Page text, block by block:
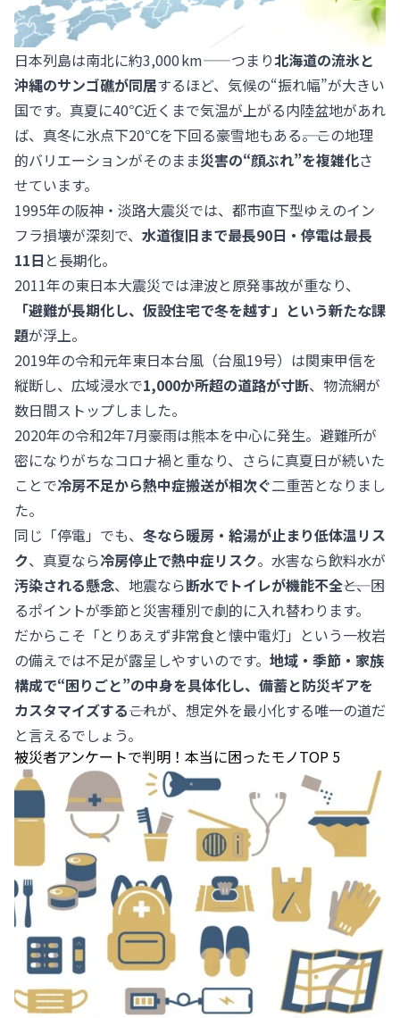
日本列島は南北に約3,000 km——つまり北海道の流氷と
沖縄のサンゴ礁が同居するほど、気候の“振れ幅”が大きい
国です。真夏に40℃近くまで気温が上がる内陸盆地があれ
ば、真冬に氷点下20℃を下回る豪雪地もある――。この地理
的バリエーションがそのまま災害の“顔ぶれ”を複雑化さ
せています。
1995年の阪神・淡路大震災では、都市直下型ゆえのイン
フラ損壊が深刻で、 水道復旧まで最長90日・停電は最長
11日 と長期化。
2011年の東日本大震災では津波と原発事故が重なり、
「避難が長期化し、仮設住宅で冬を越す」という新たな課
題が浮上。
2019年の令和元年東日本台風（台風19号）は関東甲信を
縦断し、広域浸水で1,000か所超の道路が寸断、物流網が
数日間ストップしました。
2020年の令和2年7月豪雨は熊本を中心に発生。避難所が
密になりがちなコロナ禍と重なり、さらに真夏日が続いた
ことで冷房不足から熱中症搬送が相次ぐ二重苦となりまし
た。
同じ「停電」でも、 冬なら暖房・給湯が止まり低体温リス
ク、真夏なら冷房停止で熱中症リスク。水害なら飲料水が
汚染される懸念、地震なら断水でトイレが機能不全――と、困
るポイントが季節と災害種別で劇的に入れ替わります。
だからこそ「とりあえず非常食と懐中電灯」という一枚岩
の備えでは不足が露呈しやすいのです。 地域・季節・家族
構成で“困りごと”の中身を具体化し、備蓄と防災ギアを
カスタマイズする――これが、想定外を最小化する唯一の道だ
と言えるでしょう。
被災者アンケートで判明！本当に困ったモノTOP 5